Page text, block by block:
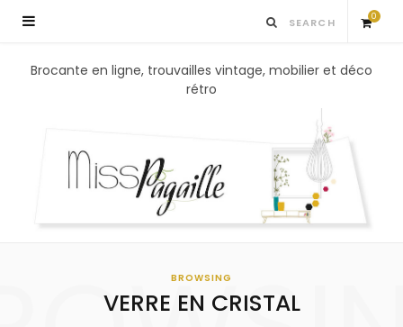
0
S
p
Brocante en ligne, trouvailles vintage, mobilier et déco
rétro
BROWSING
VERRE EN CRISTAL